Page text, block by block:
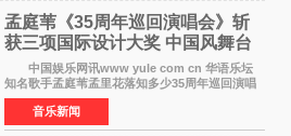
孟庭苇《35周年巡回演唱会》斩
获三项国际设计大奖 中国风舞台
美学获全球认可
中国娱乐网讯www yule com cn 华语乐坛
知名歌手孟庭苇孟里花落知多少35周年巡回演唱
会再传喜讯。该演唱会先后荣获美国MUSE
Creative Awards白金奖（Platinum Winner）、
英国London Design
音乐新闻